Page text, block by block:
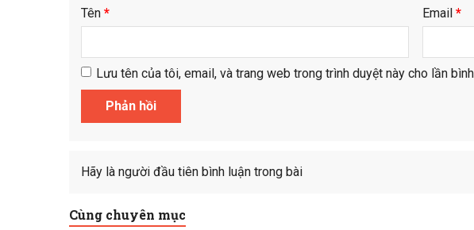
Tên * Email*
Lưu tên của tôi, email, và trang web trong trình duyệt này cho lần
Hãy là người đầu tiên bình luận trong bài
Cùng chuyên mục